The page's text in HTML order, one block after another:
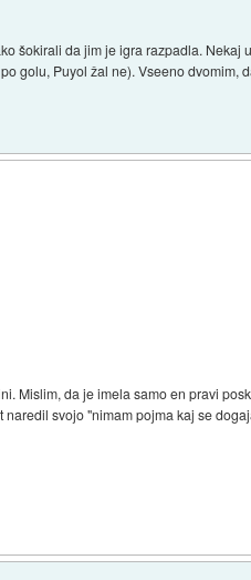
šokirali da jim je igra razpadla. Nekaj
golu, Puyol žal ne). Vseeno dvomim,
Mislim, da je imela samo en pravi
svojo "nimam pojma kaj se